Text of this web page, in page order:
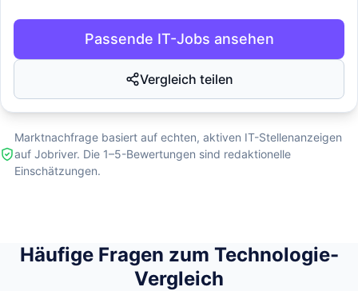
Passende IT-Jobs ansehen
Vergleich teilen
Marktnachfrage basiert auf echten, aktiven IT-Stellenanzeigen
auf Jobriver. Die 1–5-Bewertungen sind redaktionelle
Einschätzungen.
Häufige Fragen zum Technologie-
Vergleich